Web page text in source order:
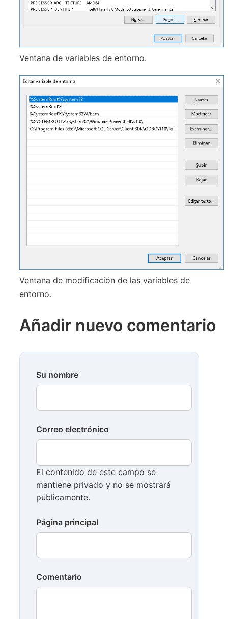
Ventana de variables de entorno.
Ventana de modificación de las variables de
entorno.
Añadir nuevo comentario
Su nombre
Correo electrónico
El contenido de este campo se
mantiene privado y no se mostrará
públicamente.
Página principal
Comentario